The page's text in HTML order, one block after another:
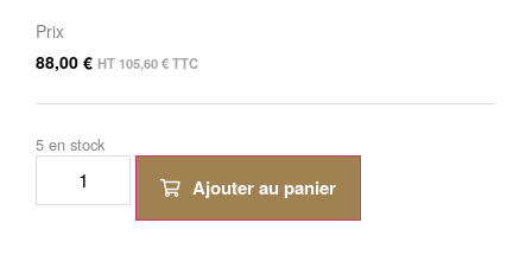
Prix
88,00 € HT 105,60€TTC
5 en stock
Ajouter au panier